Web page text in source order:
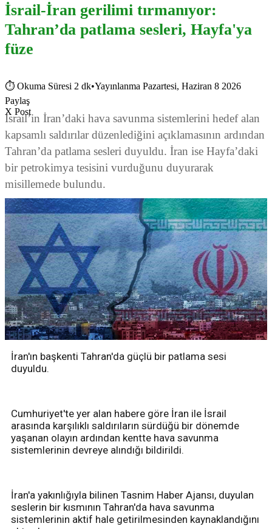
İsrail-İran gerilimi tırmanıyor:
Tahran’da patlama sesleri, Hayfa'ya
füze
⏱ Okuma Süresi 2 dk•Yayınlanma Pazartesi, Haziran 8 2026
Paylaş
X Post
İsrail’in İran’daki hava savunma sistemlerini hedef alan
kapsamlı saldırılar düzenlediğini açıklamasının ardından
Tahran’da patlama sesleri duyuldu. İran ise Hayfa’daki
bir petrokimya tesisini vurduğunu duyurarak
misillemede bulundu.
İran'ın başkenti Tahran'da güçlü bir patlama sesi
duyuldu.
Cumhuriyet'te yer alan habere göre İran ile İsrail
arasında karşılıklı saldırıların sürdüğü bir dönemde
yaşanan olayın ardından kentte hava savunma
sistemlerinin devreye alındığı bildirildi.
İran'a yakınlığıyla bilinen Tasnim Haber Ajansı, duyulan
seslerin bir kısmının Tahran'da hava savunma
sistemlerinin aktif hale getirilmesinden kaynaklandığını